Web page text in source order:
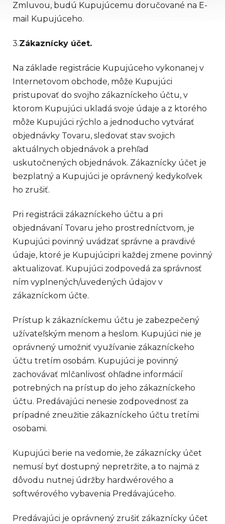
Zmluvou, budú Kupujúcemu doručované na E-
mail Kupujúceho.
3.Zákaznícky účet.
Na základe registrácie Kupujúceho vykonanej v
Internetovom obchode, môže Kupujúci
pristupovať do svojho zákazníckeho účtu, v
ktorom Kupujúci ukladá svoje údaje a z ktorého
môže Kupujúci rýchlo a jednoducho vytvárať
objednávky Tovaru, sledovať stav svojich
aktuálnych objednávok a prehľad
uskutočnených objednávok. Zákaznícky účet je
bezplatný a Kupujúci je oprávnený kedykoľvek
ho zrušiť.
Pri registrácii zákazníckeho účtu a pri
objednávaní Tovaru jeho prostredníctvom, je
Kupujúci povinný uvádzať správne a pravdivé
údaje, ktoré je Kupujúcipri každej zmene povinný
aktualizovať. Kupujúci zodpovedá za správnosť
ním vyplnených/uvedených údajov v
zákazníckom účte.
Prístup k zákazníckemu účtu je zabezpečený
užívateľským menom a heslom. Kupujúci nie je
oprávnený umožniť využívanie zákazníckeho
účtu tretím osobám. Kupujúci je povinný
zachovávať mlčanlivosť ohľadne informácií
potrebných na prístup do jeho zákazníckeho
účtu. Predávajúci nenesie zodpovednosť za
prípadné zneužitie zákazníckeho účtu tretími
osobami.
Kupujúci berie na vedomie, že zákaznícky účet
nemusí byť dostupný nepretržite, a to najmä z
dôvodu nutnej údržby hardwérového a
softwérového vybavenia Predávajúceho.
Predávajúci je oprávnený zrušiť zákaznícky účet